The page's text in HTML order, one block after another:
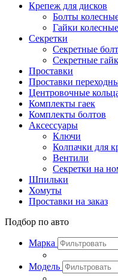
Крепеж для дисков
Болты
Гайки колесные
Секретки
Секретные
Секретные
Проставки
Проставки
Центровочные
Комплекты гаек
Комплекты болтов
Аксессуары
Ключи
Колпачки для
Вентили
Секретки на
Шпильки
Хомуты
Проставки на заказ
Подбор по авто
Марка
Модель